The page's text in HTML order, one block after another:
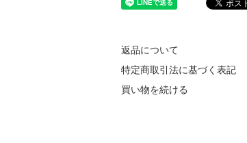
返品について
特定商取引法に基づく表記
買い物を続ける